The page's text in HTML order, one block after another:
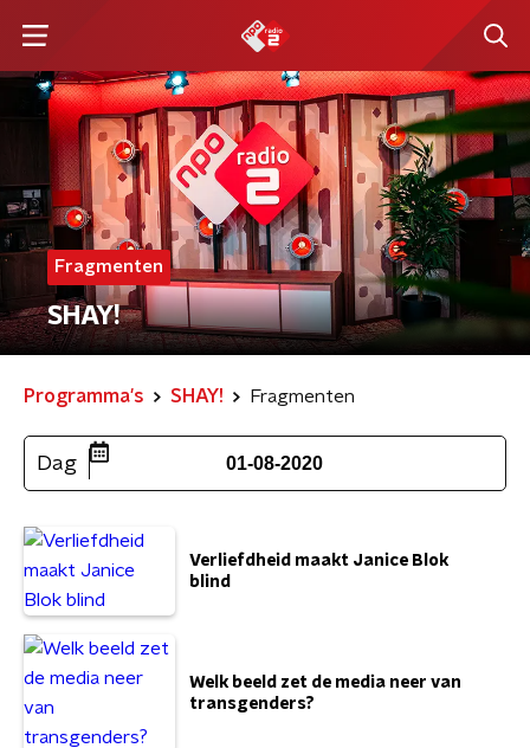
Fragmenten
SHAY!
Programma's SHAY! Fragmenten
Dag 01-08-2020
Verliefdheid maakt Janice Blok
blind
Welk beeld zet de media neer van
transgenders?